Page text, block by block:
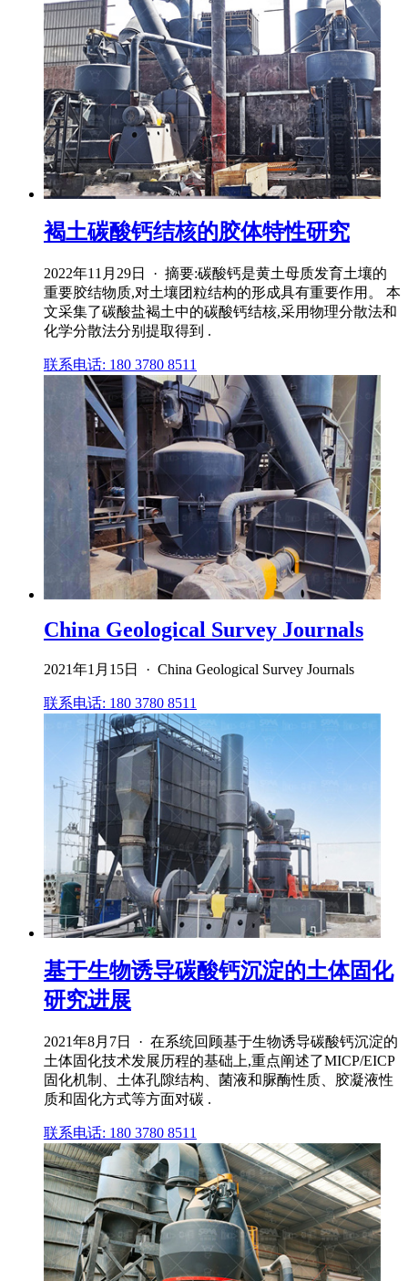
褐土碳酸钙结核的胶体特性研究
2022年11月29日 · 摘要:碳酸钙是黄土母质发育土壤的
重要胶结物质,对土壤团粒结构的形成具有重要作用。 本
文采集了碳酸盐褐土中的碳酸钙结核,采用物理分散法和
化学分散法分别提取得到 .
联系电话: 180 3780 8511
China Geological Survey Journals
2021年1月15日 · China Geological Survey Journals
联系电话: 180 3780 8511
基于生物诱导碳酸钙沉淀的土体固化
研究进展
2021年8月7日 · 在系统回顾基于生物诱导碳酸钙沉淀的
土体固化技术发展历程的基础上,重点阐述了MICP/EICP
固化机制、土体孔隙结构、菌液和脲酶性质、胶凝液性
质和固化方式等方面对碳 .
联系电话: 180 3780 8511